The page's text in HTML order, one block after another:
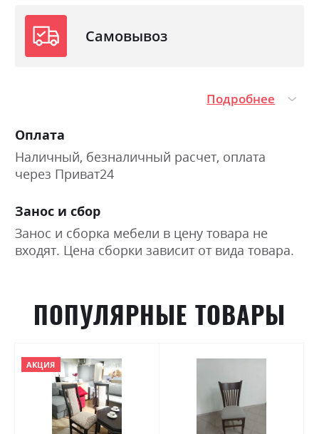
Самовывоз
Подробнее
Оплата
Наличный, безналичный расчет, оплата
через Приват24
Занос и сбор
Занос и сборка мебели в цену товара не
входят. Цена сборки зависит от вида товара.
ПОПУЛЯРНЫЕ ТОВАРЫ
АКЦИЯ